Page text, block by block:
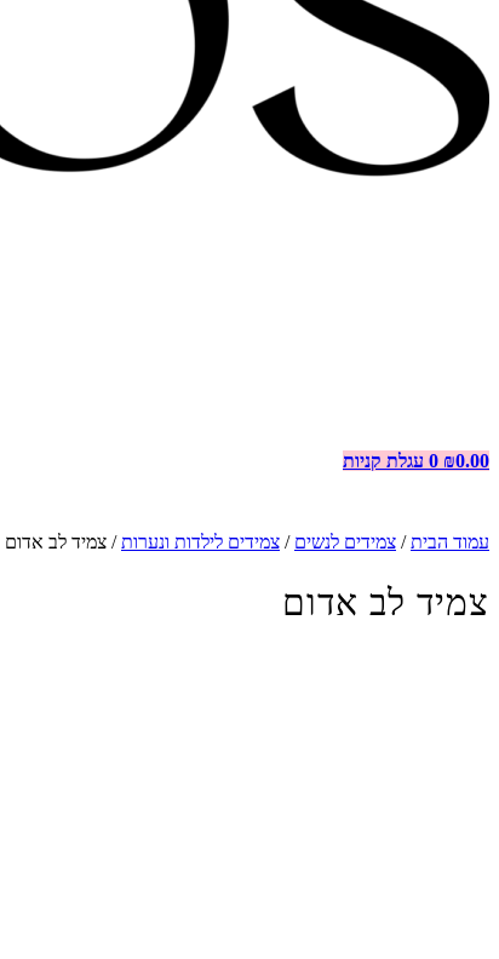
₪0.00
0 עגלת קניות
עמוד הבית/ צמידים לנשים / צמידים לילדות ונערות/ צמיד לב אדום
צמיד לב אדום